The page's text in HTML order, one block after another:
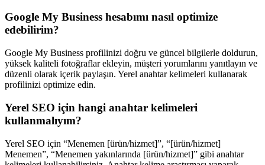
Google My Business hesabımı nasıl optimize
edebilirim?
Google My Business profilinizi doğru ve güncel bilgilerle doldurun,
yüksek kaliteli fotoğraflar ekleyin, müşteri yorumlarını yanıtlayın ve
düzenli olarak içerik paylaşın. Yerel anahtar kelimeleri kullanarak
profilinizi optimize edin.
Yerel SEO için hangi anahtar kelimeleri
kullanmalıyım?
Yerel SEO için “Menemen [ürün/hizmet]”, “[ürün/hizmet]
Menemen”, “Menemen yakınlarında [ürün/hizmet]” gibi anahtar